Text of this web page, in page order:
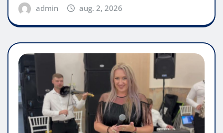
admin aug. 2, 2026